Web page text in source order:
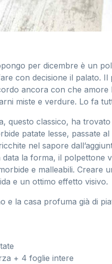
per dicembre è un
con decisione il palato.
ancora con che
miste e verdure. Lo fa
questo classico, ha
patate lesse, passate
nel sapore
la forma, il polpettone
e malleabili. Creare
e un ottimo effetto visivo.
e la casa profuma già di
+ 4 foglie intere